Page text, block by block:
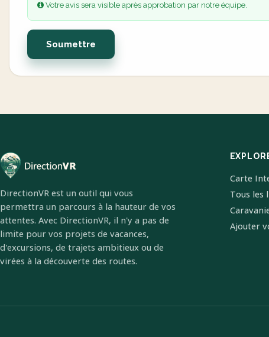
Votre avis sera visible après approbation par notre équipe.
Soumettre
DirectionVR est un outil qui vous
permettra un parcours à la hauteur de vos
attentes. Avec DirectionVR, il n'y a pas de
limite pour vos projets de vacances,
d'excursions, de trajets ambitieux ou de
virées à la découverte des routes.
Carte
Tous les
Ajouter